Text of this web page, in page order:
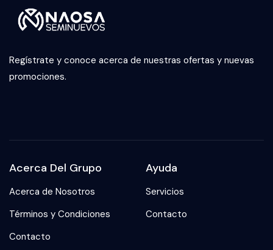
Regístrate y conoce acerca de nuestras ofertas y nuevas
promociones.
Acerca Del Grupo
Acerca de Nosotros
Términos y Condiciones
Contacto
Ayuda
Servicios
Contacto